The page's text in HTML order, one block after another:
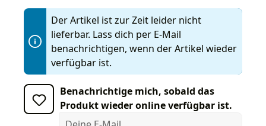
Der Artikel ist zur Zeit leider nicht
lieferbar. Lass dich per E-Mail
benachrichtigen, wenn der Artikel wieder
verfügbar ist.
Benachrichtige mich, sobald das
Produkt wieder online verfügbar ist.
Deine E-Mail